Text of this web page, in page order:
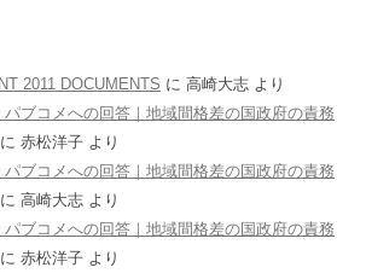
2011 DOCUMENTS に 高崎大志 より
パブコメへの回答｜地域間格差の国政府の責務
に 赤松洋子 より
パブコメへの回答｜地域間格差の国政府の責務
に 高崎大志 より
パブコメへの回答｜地域間格差の国政府の責務
に 赤松洋子 より